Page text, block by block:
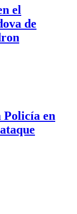
el
de
Policía en